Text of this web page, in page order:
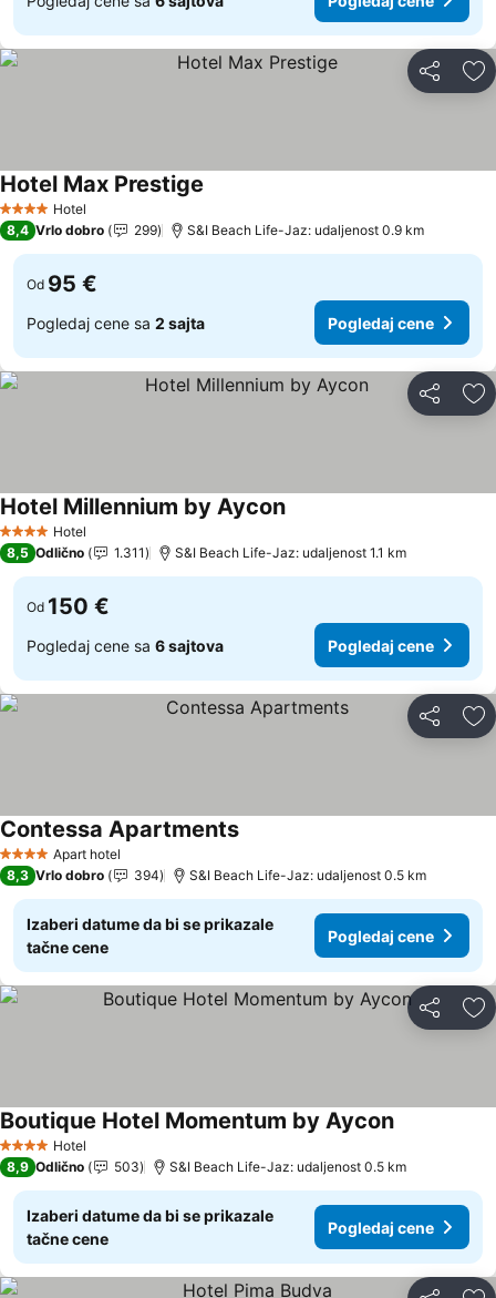
Deli
4 ZvezdiceHotel
Hotel Max Prestige
8,4 Vrlo dobro 299 S&I Beach Life-Jaz: udaljenost 0.9 km
Od 95 €
Pogledaj cene sa 2 sajta Pogledaj cene
Deli
4 ZvezdiceHotel
Hotel Millennium by AyconPogledaj cene
8,5 Odlično 1.311 S&I Beach Life-Jaz: udaljenost 1.1 km
Od 150 €
Pogledaj cene sa 6 sajtova Pogledaj cene
Deli
4 ZvezdiceApart hotel
Contessa ApartmentsPogledaj cene
8,3 Vrlo dobro 394 S&I Beach Life-Jaz: udaljenost 0.5 km
Izaberi datume da bi se prikazale
tačne cene
Pogledaj cene
Deli
4 ZvezdiceHotel
Boutique Hotel Momentum by AyconPogledaj
8,9 Odlično 503 S&I Beach Life-Jaz: udaljenost 0.5 km
Izaberi datume da bi se prikazale
tačne cene
Pogledaj cene